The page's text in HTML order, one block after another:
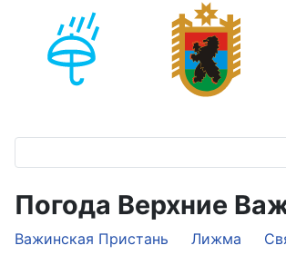
Погода Верхние
Важинская Пристань Лижма